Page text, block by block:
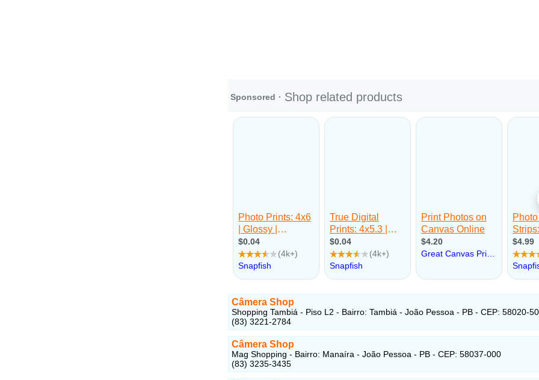
Câmera Shop
Shopping Tambiá - Piso L2 - Bairro: Tambiá - João Pessoa - PB - CEP: 58020-
(83) 3221-2784
Câmera Shop
Mag Shopping - Bairro: Manaíra - João Pessoa - PB - CEP: 58037-000
(83) 3235-3435